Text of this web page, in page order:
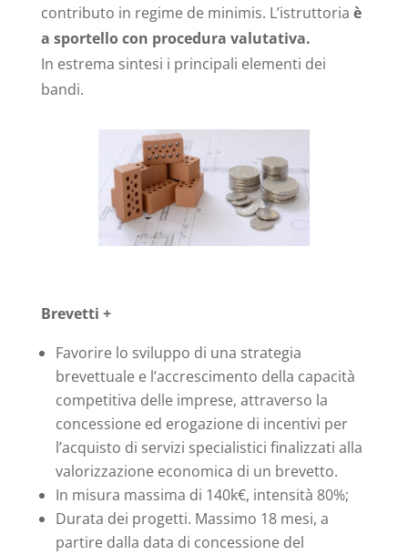
contributo in regime de minimis. L’istruttoria è
a sportello con procedura valutativa.
In estrema sintesi i principali elementi dei
bandi.
Brevetti +
Favorire lo sviluppo di una strategia
brevettuale e l’accrescimento della capacità
competitiva delle imprese, attraverso la
concessione ed erogazione di incentivi per
l’acquisto di servizi specialistici finalizzati alla
valorizzazione economica di un brevetto.
In misura massima di 140k€, intensità 80%;
Durata dei progetti. Massimo 18 mesi, a
partire dalla data di concessione del